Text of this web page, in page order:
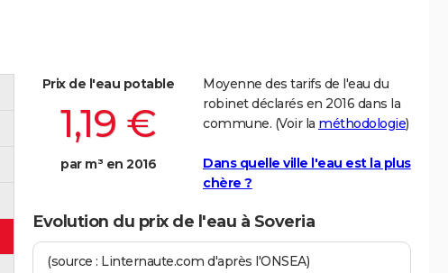
Prix de l'eau potable
1,19 €
par m³ en 2016
Moyenne des tarifs de l'eau du
robinet déclarés en 2016 dans la
commune. (Voir la méthodologie)
Dans quelle ville l'eau est la plus
chère ?
Evolution du prix de l'eau à Soveria
(source : Linternaute.com d'après l'ONSEA)